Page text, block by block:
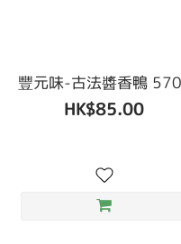
豐元味-古法醬香鴨
HK$85.00